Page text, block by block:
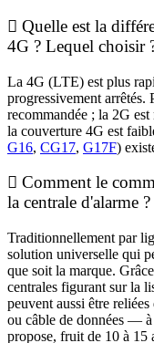
Quelle est la
4G ? Lequel choisir
La 4G (LTE) est plus
progressivement
recommandée ; la 2G
la couverture 4G est
G16, CG17, G17F)
Comment le
la centrale d'alarme ?
Traditionnellement par
solution universelle qui
que soit la marque.
centrales figurant sur la
peuvent aussi être
ou câble de données — à
propose, fruit de 10 à 15